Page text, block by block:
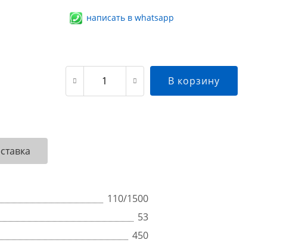
написать в whatsapp
В корзину
110/1500
53
450